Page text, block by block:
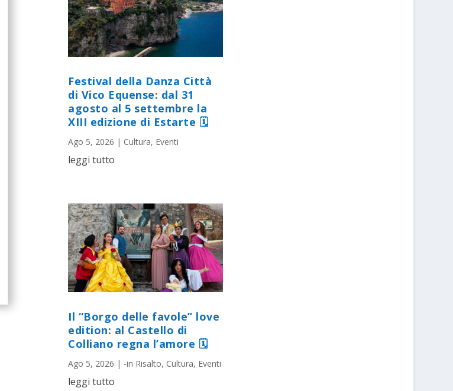
Festival della Danza Città
di Vico Equense: dal 31
agosto al 5 settembre la
XIII edizione di Estarte 🗓
Ago 5, 2026 | Cultura, Eventi
leggi tutto
Il “Borgo delle favole” love
edition: al Castello di
Colliano regna l’amore 🗓
Ago 5, 2026 | -in Risalto, Cultura, Eventi
leggi tutto